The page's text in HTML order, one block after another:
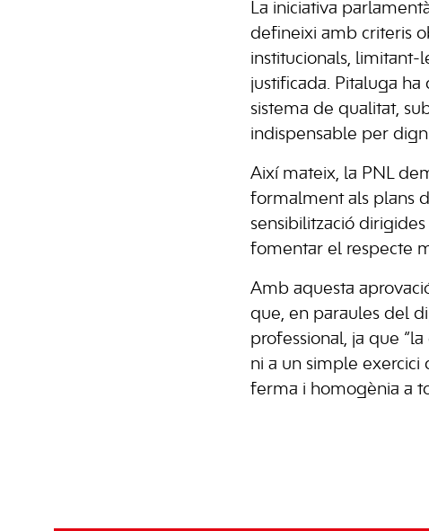
La iniciativa
defineixi amb criteris
institucionals, limitant-
justificada. Pitaluga
sistema de qualitat,
indispensable per
Així mateix, la PNL
formalment als plans
sensibilització
fomentar el respecte
Amb aquesta
que, en paraules del
professional, ja que
ni a un simple exercici
ferma i homogènia a